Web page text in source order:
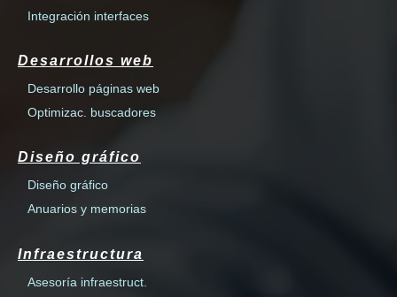
Integración interfaces
Desarrollos web
Desarrollo páginas web
Optimizac. buscadores
Diseño gráfico
Diseño gráfico
Anuarios y memorias
Infraestructura
Asesoría infraestruct.